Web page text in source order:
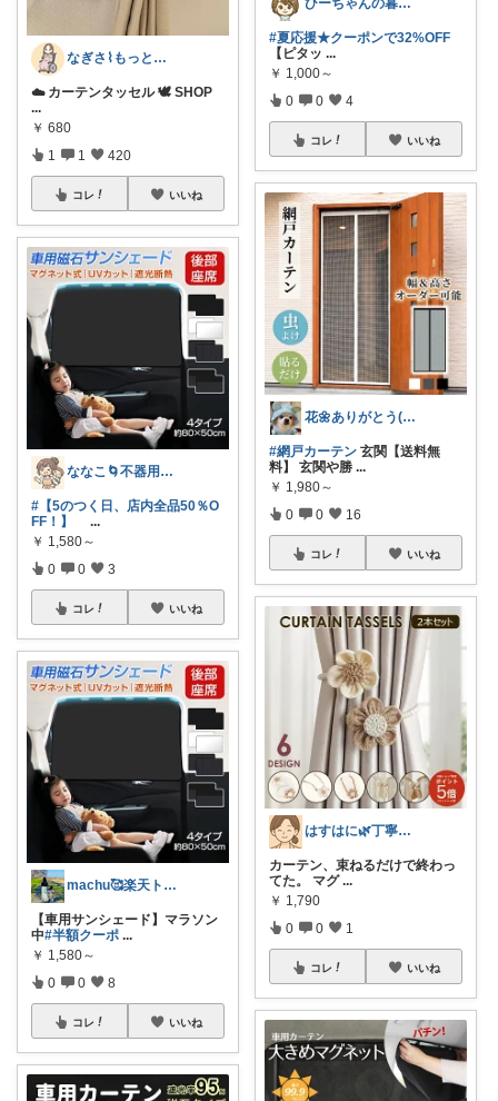
なぎさ⌇もっと自分を好きになる『暮らし』
☁️ カーテンタッセル 🕊️ SHOP
...
￥ 680
1 1 420
コレ いいね
ななこ🌀不器用ママ￤家事＆育児グッズ
#【5のつく日、店内全品50％O
FF！】
...
￥ 1,580～
0 0 3
コレ いいね
machu🥰楽天トラベル感謝✨
【車用サンシェード】マラソン
中#半額クーポ ...
￥ 1,580～
0 0 8
コレ いいね
#夏応援★クーポンで32%OFF
【ピタッ ...
￥ 1,000～
0 0 4
コレ いいね
花🌼ありがとう(*･ω･)*_ _)ﾍ
#網戸カーテン 玄関【送料無
料】 玄関や勝 ...
￥ 1,980～
0 0 16
コレ いいね
はすはに🌿丁寧な暮らし
カーテン、束ねるだけで終わっ
てた。 マグ ...
￥ 1,790
0 0 1
コレ いいね